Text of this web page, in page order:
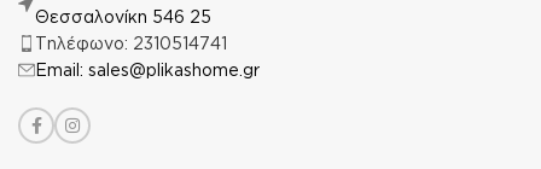
Θεσσαλονίκη 546 25
Τηλέφωνο: 2310514741
Email: sales@plikashome.gr